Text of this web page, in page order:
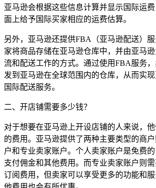
亚马逊会根据这些信息计算并显示国际运
面上给予国际买家相应的运费估算。
另外，亚马逊还提供FBA（亚马逊配送）
家将商品存储在亚马逊仓库中，并由亚马
流和配送工作的方式。通过使用FBA服务
发到亚马逊在全球范围内的仓库，从而实
国际配送服务。
二、开店铺需要多少钱？
对于想要在亚马逊上开设店铺的人来说，
的费用。亚马逊提供了两种主要类型的商
户和专业卖家账户。个人卖家账户是免费
支付佣金和其他费用。而专业卖家账户则
订阅费用，但卖家可以享受更多的功能和